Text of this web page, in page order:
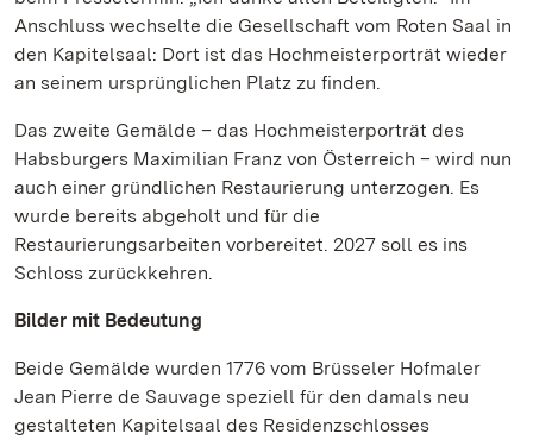
Anschluss wechselte die Gesellschaft vom Roten Saal in
den Kapitelsaal: Dort ist das Hochmeisterporträt wieder
an seinem ursprünglichen Platz zu finden.
Das zweite Gemälde – das Hochmeisterporträt des
Habsburgers Maximilian Franz von Österreich – wird nun
auch einer gründlichen Restaurierung unterzogen. Es
wurde bereits abgeholt und für die
Restaurierungsarbeiten vorbereitet. 2027 soll es ins
Schloss zurückkehren.
Bilder mit Bedeutung
Beide Gemälde wurden 1776 vom Brüsseler Hofmaler
Jean Pierre de Sauvage speziell für den damals neu
gestalteten Kapitelsaal des Residenzschlosses